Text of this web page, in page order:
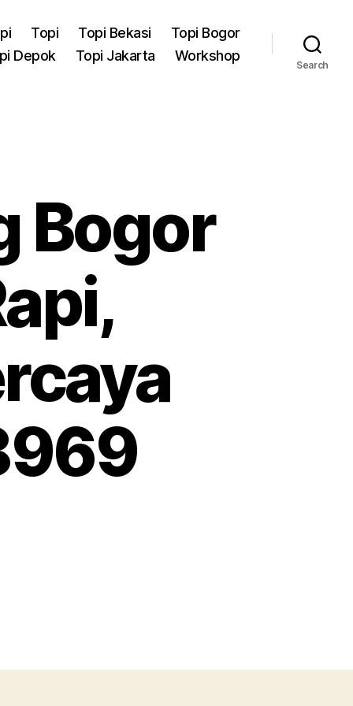
Topi Topi Bekasi
Topi Bogor
Depok
Topi Jakarta Workshop
Search
Bogor
on
Bogor